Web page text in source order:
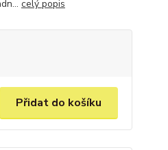
celý popis
Přidat do košíku